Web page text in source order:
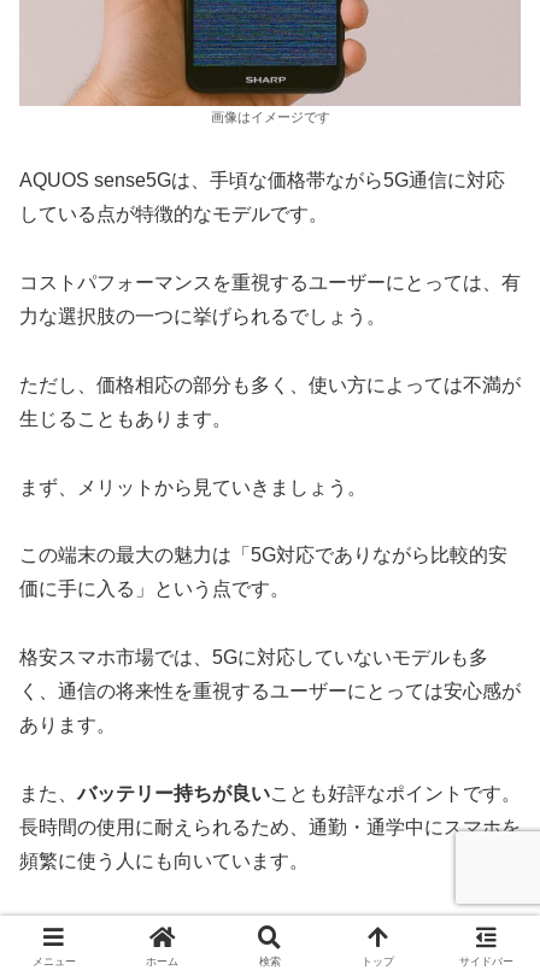
画像はイメージです
AQUOS sense5Gは、手頃な価格帯ながら5G通信に対応
している点が特徴的なモデルです。
コストパフォーマンスを重視するユーザーにとっては、有
力な選択肢の一つに挙げられるでしょう。
ただし、価格相応の部分も多く、使い方によっては不満が
生じることもあります。
まず、メリットから見ていきましょう。
この端末の最大の魅力は「5G対応でありながら比較的安
価に手に入る」という点です。
格安スマホ市場では、5Gに対応していないモデルも多
く、通信の将来性を重視するユーザーにとっては安心感が
あります。
また、バッテリー持ちが良いことも好評なポイントです。
長時間の使用に耐えられるため、通勤・通学中にスマホを
頻繁に使う人にも向いています。
さらに、senseシリーズならではの「おサイフケータイ対
応」や「防水・防塵性能」など、日本のユーザーが求める
メニュー ホーム 検索 トップ サイドバー